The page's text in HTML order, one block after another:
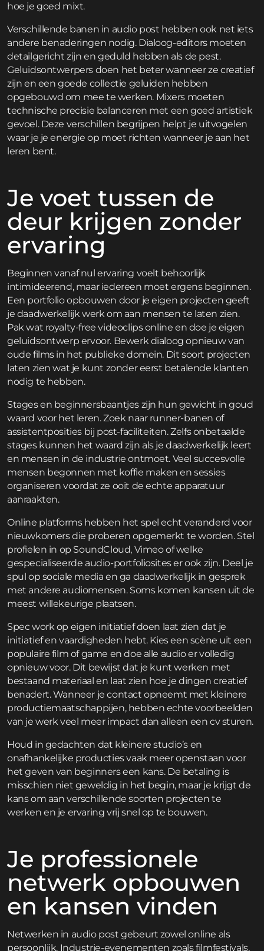
hoe je goed mixt.
Verschillende banen in audio post hebben ook net iets
andere benaderingen nodig. Dialoog-editors moeten
detailgericht zijn en geduld hebben als de pest.
Geluidsontwerpers doen het beter wanneer ze creatief
zijn en een goede collectie geluiden hebben
opgebouwd om mee te werken. Mixers moeten
technische precisie balanceren met een goed artistiek
gevoel. Deze verschillen begrijpen helpt je uitvogelen
waar je je energie op moet richten wanneer je aan het
leren bent.
Je voet tussen de
deur krijgen zonder
ervaring
Beginnen vanaf nul ervaring voelt behoorlijk
intimideerend, maar iedereen moet ergens beginnen.
Een portfolio opbouwen door je eigen projecten geeft
je daadwerkelijk werk om aan mensen te laten zien.
Pak wat royalty-free videoclips online en doe je eigen
geluidsontwerp ervoor. Bewerk dialoog opnieuw van
oude films in het publieke domein. Dit soort projecten
laten zien wat je kunt zonder eerst betalende klanten
nodig te hebben.
Stages en beginnersbaantjes zijn hun gewicht in goud
waard voor het leren. Zoek naar runner-banen of
assistentposities bij post-faciliteiten. Zelfs onbetaalde
stages kunnen het waard zijn als je daadwerkelijk leert
en mensen in de industrie ontmoet. Veel succesvolle
mensen begonnen met koffie maken en sessies
organiseren voordat ze ooit de echte apparatuur
aanraakten.
Online platforms hebben het spel echt veranderd voor
nieuwkomers die proberen opgemerkt te worden. Stel
profielen in op SoundCloud, Vimeo of welke
gespecialiseerde audio-portfoliosites er ook zijn. Deel je
spul op sociale media en ga daadwerkelijk in gesprek
met andere audiomensen. Soms komen kansen uit de
meest willekeurige plaatsen.
Spec work op eigen initiatief doen laat zien dat je
initiatief en vaardigheden hebt. Kies een scène uit een
populaire film of game en doe alle audio er volledig
opnieuw voor. Dit bewijst dat je kunt werken met
bestaand materiaal en laat zien hoe je dingen creatief
benadert. Wanneer je contact opneemt met kleinere
productiemaatschappijen, hebben echte voorbeelden
van je werk veel meer impact dan alleen een cv sturen.
Houd in gedachten dat kleinere studio’s en
onafhankelijke producties vaak meer openstaan voor
het geven van beginners een kans. De betaling is
misschien niet geweldig in het begin, maar je krijgt de
kans om aan verschillende soorten projecten te
werken en je ervaring vrij snel op te bouwen.
Je professionele
netwerk opbouwen
en kansen vinden
Netwerken in audio post gebeurt zowel online als
persoonlijk. Industrie-evenementen zoals filmfestivals,